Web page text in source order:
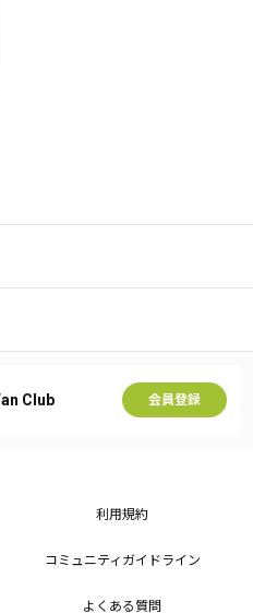
Club 会員登録
利用規約
コミュニティガイドライン
よくある質問